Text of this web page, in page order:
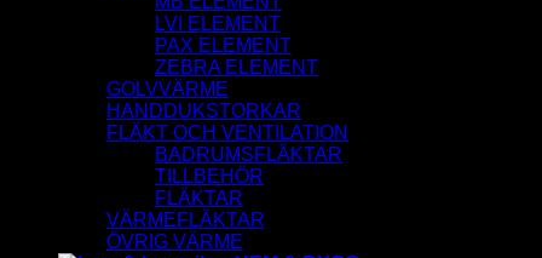
LVI ELEMENT
PAX ELEMENT
ZEBRA ELEMENT
GOLVVÄRME
HANDDUKSTORKAR
FLÄKT OCH VENTILATION
BADRUMSFLÄKTAR
TILLBEHÖR
FLÄKTAR
VÄRMEFLÄKTAR
ÖVRIG VÄRME